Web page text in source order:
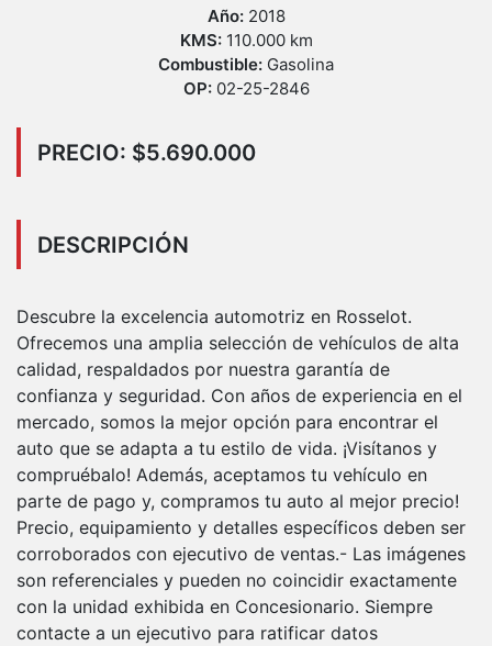
Año: 2018
KMS: 110.000 km
Combustible: Gasolina
OP: 02-25-2846
PRECIO: $5.690.000
DESCRIPCIÓN
Descubre la excelencia automotriz en Rosselot.
Ofrecemos una amplia selección de vehículos de alta
calidad, respaldados por nuestra garantía de
confianza y seguridad. Con años de experiencia en el
mercado, somos la mejor opción para encontrar el
auto que se adapta a tu estilo de vida. ¡Visítanos y
compruébalo! Además, aceptamos tu vehículo en
parte de pago y, compramos tu auto al mejor precio!
Precio, equipamiento y detalles específicos deben ser
corroborados con ejecutivo de ventas.- Las imágenes
son referenciales y pueden no coincidir exactamente
con la unidad exhibida en Concesionario. Siempre
contacte a un ejecutivo para ratificar datos